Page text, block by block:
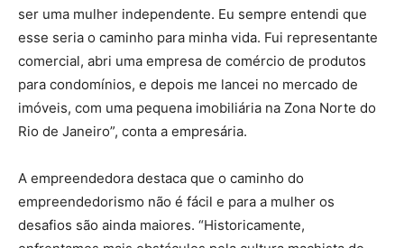
ser uma mulher independente. Eu sempre entendi que
esse seria o caminho para minha vida. Fui representante
comercial, abri uma empresa de comércio de produtos
para condomínios, e depois me lancei no mercado de
imóveis, com uma pequena imobiliária na Zona Norte do
Rio de Janeiro”, conta a empresária.
A empreendedora destaca que o caminho do
empreendedorismo não é fácil e para a mulher os
desafios são ainda maiores. “Historicamente,